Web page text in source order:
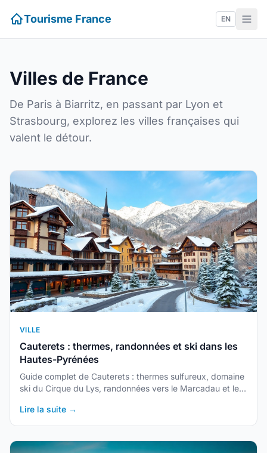
Tourisme France EN
Villes de France
De Paris à Biarritz, en passant par Lyon et
Strasbourg, explorez les villes françaises qui
valent le détour.
VILLE
Cauterets : thermes, randonnées et ski dans les
Hautes-Pyrénées
Guide complet de Cauterets : thermes sulfureux, domaine
ski du Cirque du Lys, randonnées vers le Marcadau et le
Lire la suite →